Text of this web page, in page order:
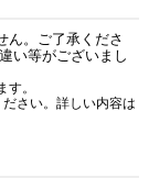
ん。ご了承くださ
い等がございまし
。
さい。詳しい内容は